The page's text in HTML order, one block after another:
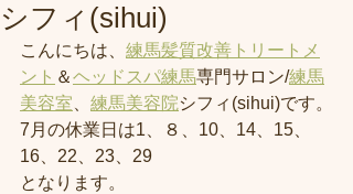
シフィ(sihui)
こんにちは、 練馬髪質改善トリートメ
ント ＆ヘッドスパ練馬専門サロン/練馬
美容室
練馬美容院シフィ(sihui)です。
7月の休業日は1、８、10、14、15、
16、22、23、29
となります。